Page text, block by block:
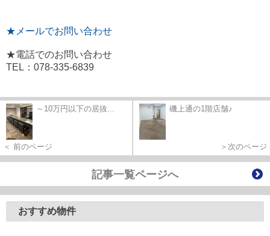
★メールでお問い合わせ
★電話でのお問い合わせ
TEL：078-335-6839
～10万円以下の居抜...
＜ 前のページ
磯上通の1階店舗♪
＞次のページ
記事一覧ページへ
おすすめ物件